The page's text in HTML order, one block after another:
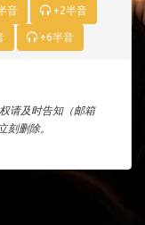
音 +2半音
+6半音
请及时告知（邮箱
刻删除。